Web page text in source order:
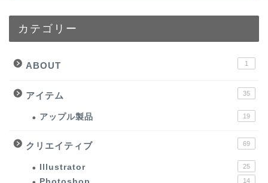
カテゴリー
ABOUT 1
アイテム 35
アップル製品 19
クリエイティブ 69
Illustrator 25
14